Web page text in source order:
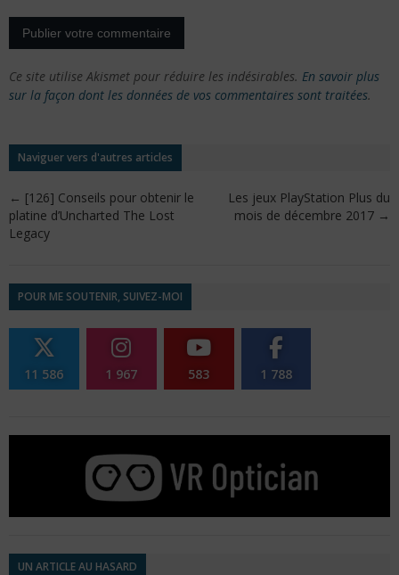
Ce site utilise Akismet pour réduire les indésirables. En savoir plus
sur la façon dont les données de vos commentaires sont traitées.
Naviguer vers d'autres articles
← [126] Conseils pour obtenir le
platine d’Uncharted The Lost
Legacy
Les jeux PlayStation Plus du
mois de décembre 2017 →
POUR ME SOUTENIR, SUIVEZ-MOI
11 586 1 967 583 1 788
UN ARTICLE AU HASARD